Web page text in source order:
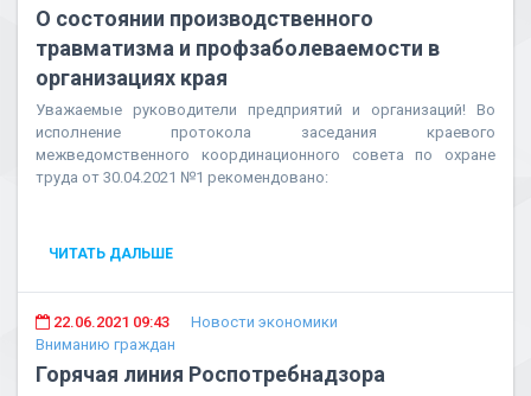
О состоянии производственного
травматизма и профзаболеваемости в
организациях края
Уважаемые руководители предприятий и организаций! Во
исполнение протокола заседания краевого
межведомственного координационного совета по охране
труда от 30.04.2021 №1 рекомендовано:
ЧИТАТЬ ДАЛЬШЕ
22.06.2021 09:43
Новости экономики
Вниманию граждан
Горячая линия Роспотребнадзора